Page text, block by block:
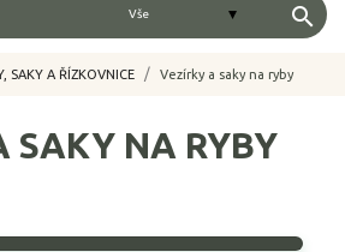
search
SAKY A ŘÍZKOVNICE Vezírky a saky na ryby
SAKY NA RYBY